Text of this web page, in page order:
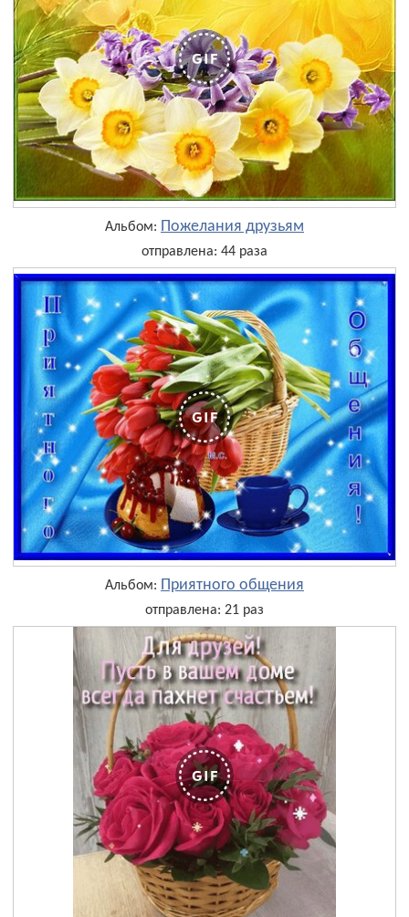
Альбом: Пожелания друзьям
отправлена: 44 раза
Альбом: Приятного общения
отправлена: 21 раз